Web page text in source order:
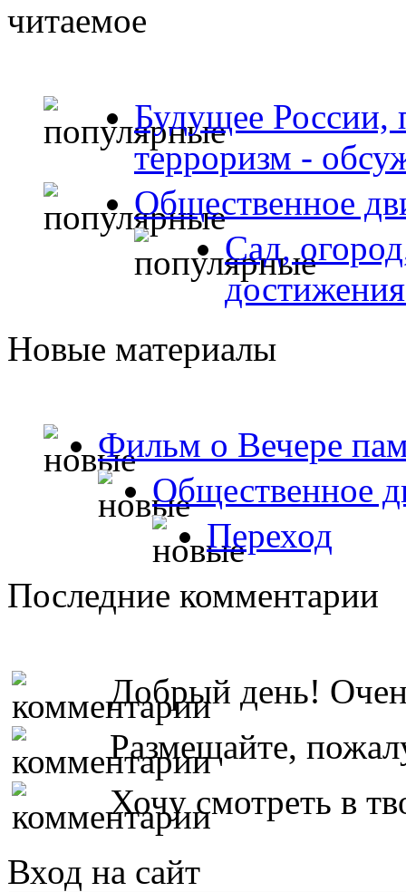
читаемое
Будущее России,
терроризм -
Общественное
Сад,
Новые материалы
Фильм о Вечере
Общественное
Переход
Последние комментарии
Добрый день!
Размещайте,
Хочу смотреть в
Вход на сайт